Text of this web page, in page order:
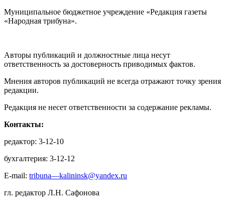
Муниципальное бюджетное учреждение «Редакция газеты
«Народная трибуна».
Авторы публикаций и должностные лица несут
ответственность за достоверность приводимых фактов.
Мнения авторов публикаций не всегда отражают точку зрения
редакции.
Редакция не несет ответственности за содержание рекламы.
Контакты:
редактор: 3-12-10
бухгалтерия: 3-12-12
E-mail: tribuna—kalininsk@yandex.ru
гл. редактор Л.Н. Сафонова